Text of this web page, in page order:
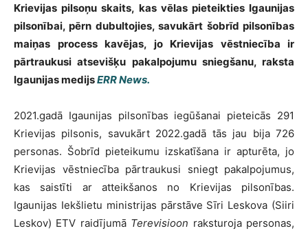
Krievijas pilsoņu skaits, kas vēlas pieteikties Igaunijas
pilsonībai, pērn dubultojies, savukārt šobrīd pilsonības
maiņas process kavējas, jo Krievijas vēstniecība ir
pārtraukusi atsevišķu pakalpojumu sniegšanu, raksta
Igaunijas medijsERR News.
2021.gadā Igaunijas pilsonības iegūšanai pieteicās 291
Krievijas pilsonis, savukārt 2022.gadā tās jau bija 726
personas. Šobrīd pieteikumu izskatīšana ir apturēta, jo
Krievijas vēstniecība pārtraukusi sniegt pakalpojumus,
kas saistīti ar atteikšanos no Krievijas pilsonības.
Igaunijas Iekšlietu ministrijas pārstāve Sīri Leskova (Siiri
Leskov) ETV raidījumā Terevisioon raksturoja personas,